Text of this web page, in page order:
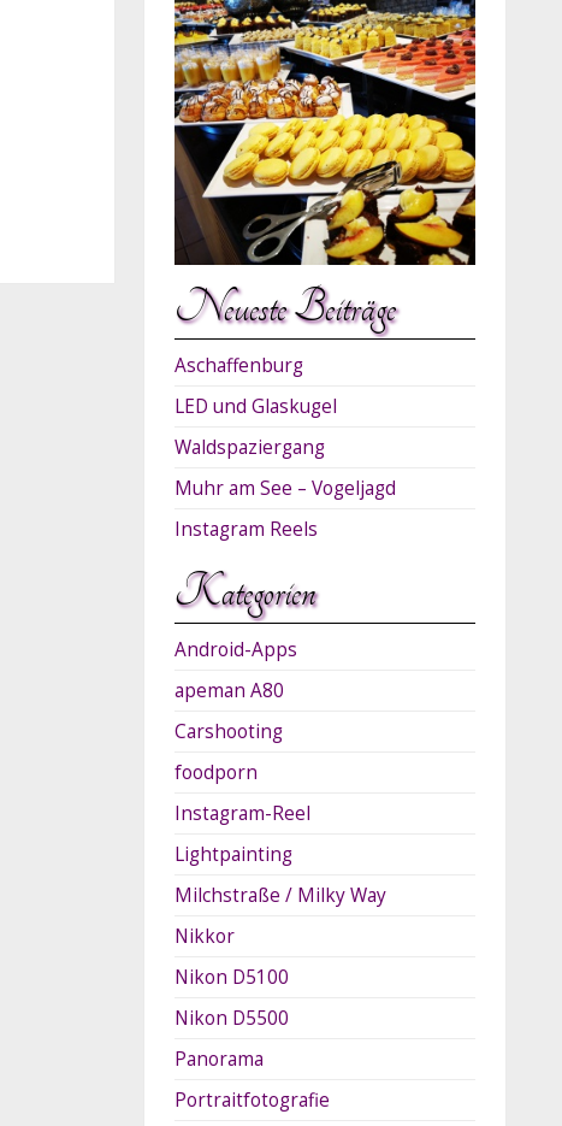
Neueste Beiträge
Aschaffenburg
LED und Glaskugel
Waldspaziergang
Muhr am See – Vogeljagd
Instagram Reels
Kategorien
Android-Apps
apeman A80
Carshooting
foodporn
Instagram-Reel
Lightpainting
Milchstraße / Milky Way
Nikkor
Nikon D5100
Nikon D5500
Panorama
Portraitfotografie